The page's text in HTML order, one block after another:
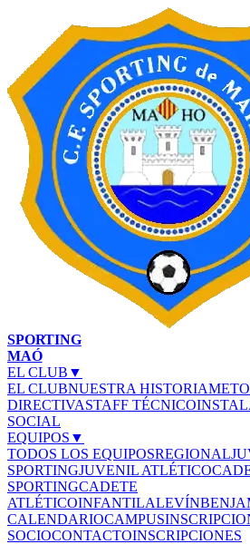
SPORTING
MAÓ
EL CLUB ▼
EL CLUBNUESTRA HISTORIA
DIRECTIVASTAFF TÉCNICO
SOCIAL
EQUIPOS ▼
TODOS LOS EQUIPOSREGIONAL
SPORTINGJUVENIL ATLÉTICO
SPORTINGCADETE
ATLÉTICOINFANTILALEVÍN
CALENDARIOCAMPUS
SOCIOCONTACTOINSCRIPCIONES